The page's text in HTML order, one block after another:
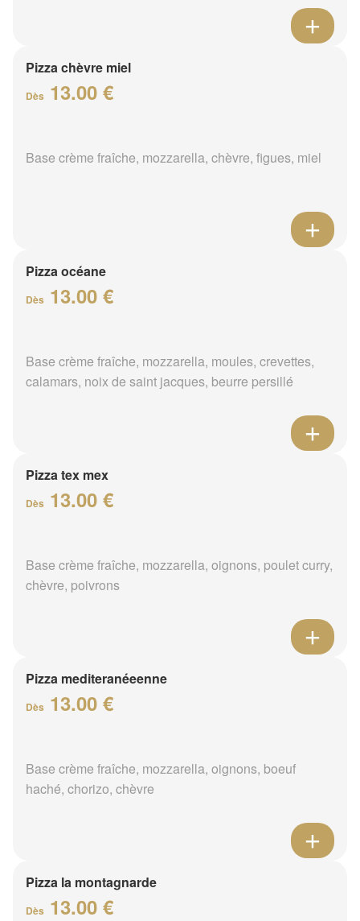
Pizza chèvre miel
Dès 13.00 €
Base crème fraîche, mozzarella, chèvre, figues, miel
Pizza océane
Dès 13.00 €
Base crème fraîche, mozzarella, moules, crevettes,
calamars, noix de saint jacques, beurre persillé
Pizza tex mex
Dès 13.00 €
Base crème fraîche, mozzarella, oignons, poulet curry,
chèvre, poivrons
Pizza mediteranéeenne
Dès 13.00 €
Base crème fraîche, mozzarella, oignons, boeuf
haché, chorizo, chèvre
Pizza la montagnarde
Dès 13.00 €